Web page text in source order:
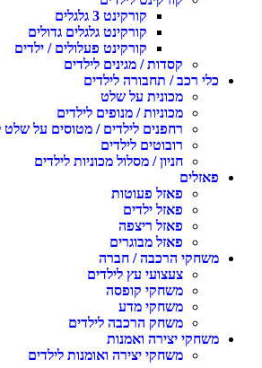
קורקינט 3 גלגלים
קורקינט גלגלים גדולים
קורקינט פעלולים / ילדים
קסדות / מגינים לילדים
כלי רכב / תחבורה לילדים
מכונית על שלט
מכוניות / מנופים לילדים
רחפנים לילדים / מטוסים על שלט
רובוטים לילדים
חניון / מסלול מכוניות לילדים
פאזלים
פאזל פעוטות
פאזל ילדים
פאזל ריצפה
פאזל מבוגרים
משחקי הרכבה / חברה
צעצועי עץ לילדים
משחקי קופסה
משחקי מדע
משחק הרכבה לילדים
משחקי יצירה ואמנות
משחקי יצירה ואומנות לילדים